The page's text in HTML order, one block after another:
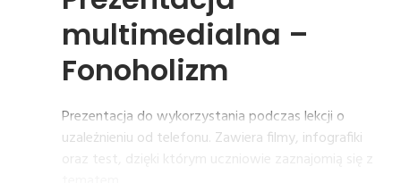
multimedialna –
Fonoholizm
Prezentacja do wykorzystania podczas lekcji o
uzależnieniu od telefonu. Zawiera filmy, infografiki
oraz test, dzięki którym uczniowie zaznajomią się z